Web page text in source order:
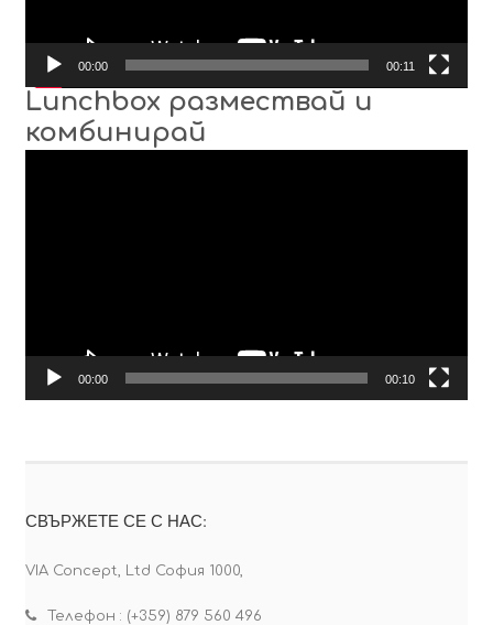
00:00 00:11
Lunchbox размествай и
комбинирай
00:00 00:10
СВЪРЖЕТЕ СЕ С НАС:
VIA Concept, Ltd София 1000,
Телефон : (+359) 879 560 496